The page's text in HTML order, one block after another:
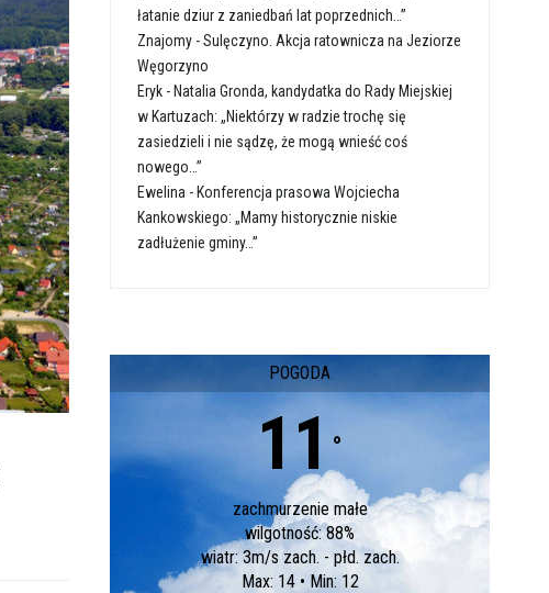
łatanie dziur z zaniedbań lat poprzednich…”
Znajomy -Sulęczyno. Akcja ratownicza na Jeziorze
Węgorzyno
Eryk - Natalia Gronda, kandydatka do Rady Miejskiej
w Kartuzach: „Niektórzy w radzie trochę się
zasiedzieli i nie sądzę, że mogą wnieść coś
nowego…”
Ewelina - Konferencja prasowa Wojciecha
Kankowskiego: „Mamy historycznie niskie
zadłużenie gminy…”
POGODA
11 °
zachmurzenie małe
wilgotność: 88%
wiatr: 3m/s zach. - płd. zach.
Max: 14 • Min: 12